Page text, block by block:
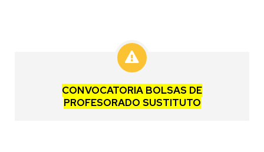
CONVOCATORIA BOLSAS DE
PROFESORADO SUSTITUTO